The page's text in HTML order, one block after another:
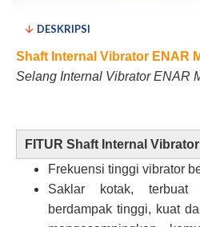
DESKRIPSI
Shaft Internal Vibrator ENAR
Selang Internal Vibrator ENAR
FITUR Shaft Internal
Frekuensi tinggi vibrator
Saklar kotak,
berdampak tinggi, kuat